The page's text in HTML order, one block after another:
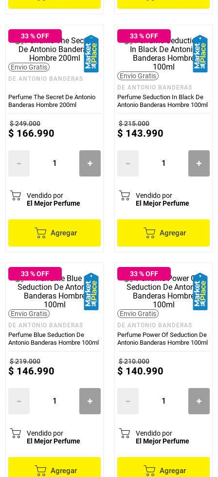
Envio Gratis
33% OFF
DE ANTONIO BANDERAS
Perfume The Secret De Antonio
Banderas Hombre 200ml
$249.000
$ 166.990
Vendido por
El Mejor Perfume
Agregar
Envio Gratis
33% OFF
DE ANTONIO BANDERAS
Perfume Seduction In Black De
Antonio Banderas Hombre 100ml
$215.000
$ 143.990
Vendido por
El Mejor Perfume
Agregar
Envio Gratis
33% OFF
DE ANTONIO BANDERAS
Perfume Blue Seduction De
Antonio Banderas Hombre 100ml
$219.000
$ 146.990
Vendido por
El Mejor Perfume
Agregar
Envio Gratis
33% OFF
DE ANTONIO BANDERAS
Perfume Power Of Seduction De
Antonio Banderas Hombre 100ml
$210.000
$ 140.990
Vendido por
El Mejor Perfume
Agregar